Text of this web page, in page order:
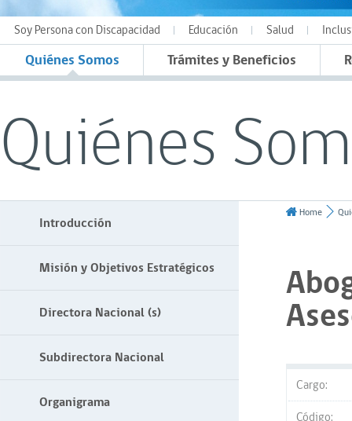
Soy Persona con Discapacidad Educación Salud
Quiénes Somos Trámites y Beneficios
Quiénes
Introducción
Misión y Objetivos Estratégicos
Directora Nacional (s)
Subdirectora Nacional
Organigrama
Home
Cargo:
Código: